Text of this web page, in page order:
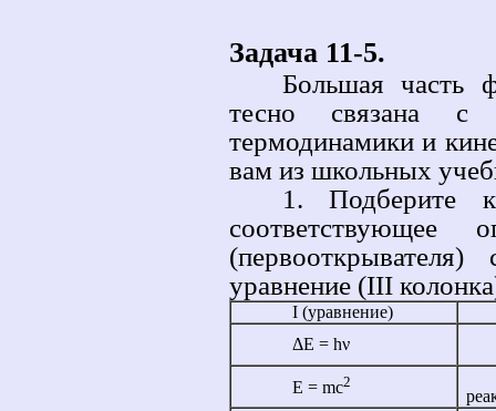
Задача 11-5.
Большая часть
тесно связана с
термодинамики и
вам из школьных
1. Подберите
уравнение (III
I (уравнение)
ΔE = hν
E = mc2